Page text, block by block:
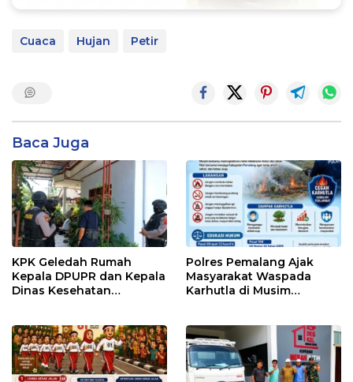
Cuaca Hujan Petir
Baca Juga
KPK Geledah Rumah
Kepala DPUPR dan Kepala
Dinas Kesehatan
Polres Pemalang Ajak
Masyarakat Waspada
Karhutla di Musim